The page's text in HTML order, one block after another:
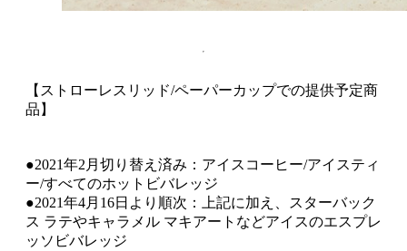
【ストローレスリッド/ペーパーカップでの提供予定商
品】
●2021年2月切り替え済み：アイスコーヒー/アイスティ
ー/すべてのホットビバレッジ
●2021年4月16日より順次：上記に加え、スターバック
ス ラテやキャラメル マキアートなどアイスのエスプレ
ッソビバレッジ